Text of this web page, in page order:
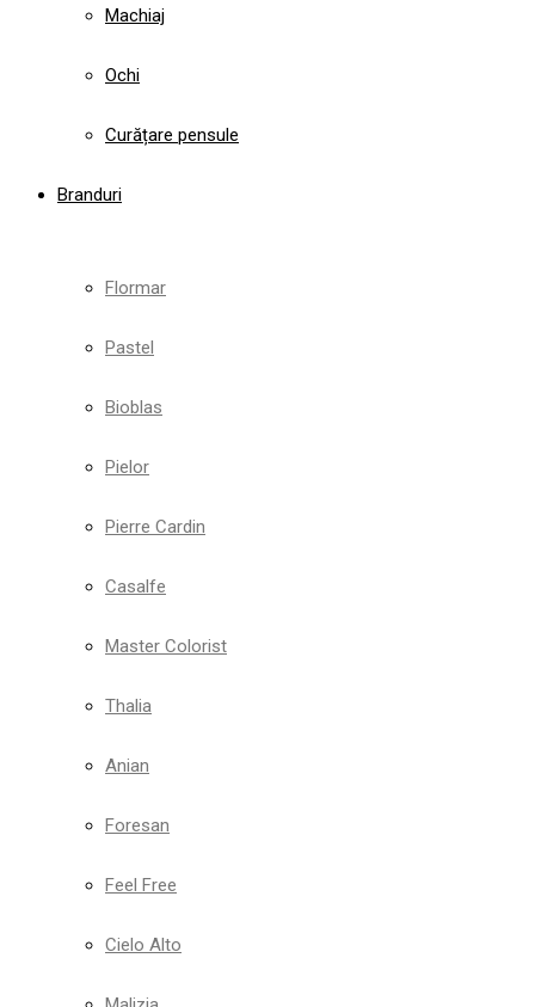
Machiaj
Ochi
Curățare pensule
Branduri
Flormar
Pastel
Bioblas
Pielor
Pierre Cardin
Casalfe
Master Colorist
Thalia
Anian
Foresan
Feel Free
Cielo Alto